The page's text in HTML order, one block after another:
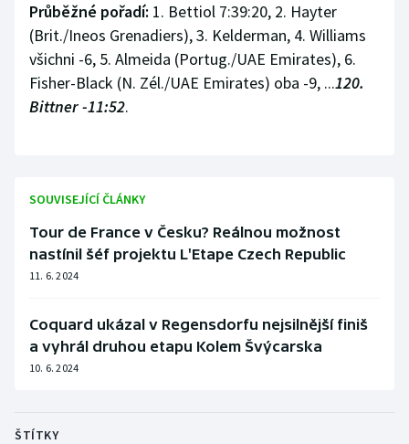
Průběžné pořadí: 1. Bettiol 7:39:20, 2. Hayter
(Brit./Ineos Grenadiers), 3. Kelderman, 4. Williams
všichni -6, 5. Almeida (Portug./UAE Emirates), 6.
Fisher-Black (N. Zél./UAE Emirates) oba -9, ...120.
Bittner -11:52.
SOUVISEJÍCÍ ČLÁNKY
Tour de France v Česku? Reálnou možnost
nastínil šéf projektu L'Etape Czech Republic
11. 6. 2024
Coquard ukázal v Regensdorfu nejsilnější finiš
a vyhrál druhou etapu Kolem Švýcarska
10. 6. 2024
ŠTÍTKY